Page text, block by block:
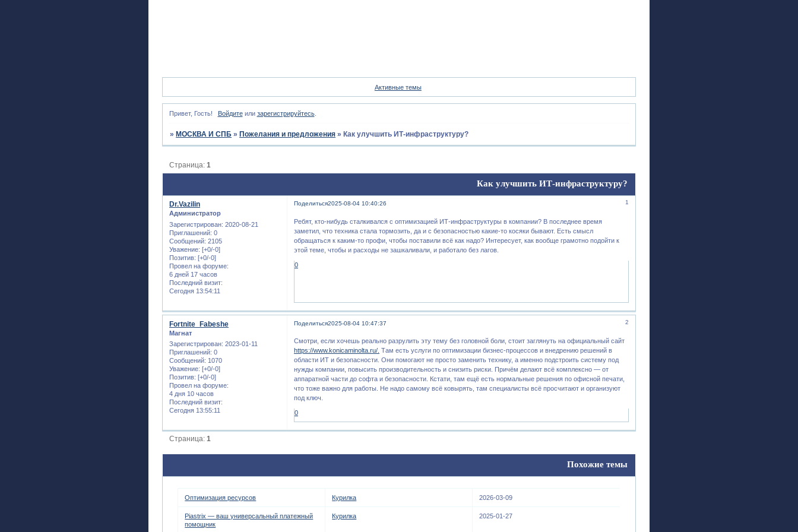
Активные темы
Привет, Гость! Войдитеили зарегистрируйтесь.
» МОСКВА И СПБ » Пожелания и предложения » Как улучшить ИТ-инфраструктуру?
Как улучшить ИТ-инфраструктуру?
Страница:1
Поделиться 1
2025-08-04 10:40:26
Dr.Vazilin
Администратор
Зарегистрирован: 2020-08-21
Приглашений: 0
Сообщений: 2105
Уважение: [+0/-0]
Позитив: [+0/-0]
Провел на форуме:
6 дней 17 часов
Последний визит:
Сегодня 13:54:11
Ребят, кто-нибудь сталкивался с оптимизацией ИТ-инфраструктуры в компании? В последнее время
заметил, что техника стала тормозить, да и с безопасностью какие-то косяки бывают. Есть смысл
обращаться к каким-то профи, чтобы поставили всё как надо? Интересует, как вообще грамотно подойти к
этой теме, чтобы и расходы не зашкаливали, и работало без лагов.
0
Поделиться 2
2025-08-04 10:47:37
Fortnite_Fabeshe
Магнат
Зарегистрирован: 2023-01-11
Приглашений: 0
Сообщений: 1070
Уважение: [+0/-0]
Позитив: [+0/-0]
Провел на форуме:
4 дня 10 часов
Последний визит:
Сегодня 13:55:11
Смотри, если хочешь реально разрулить эту тему без головной боли, стоит заглянуть на официальный сайт
https://www.konicaminolta.ru/. Там есть услуги по оптимизации бизнес-процессов и внедрению решений в
области ИТ и безопасности. Они помогают не просто заменить технику, а именно подстроить систему под
нужды компании, повысить производительность и снизить риски. Причём делают всё комплексно — от
аппаратной части до софта и безопасности. Кстати, там ещё есть нормальные решения по офисной печати,
что тоже важно для работы. Не надо самому всё ковырять, там специалисты всё просчитают и организуют
под ключ.
0
Страница:1
Похожие темы
Оптимизация ресурсов Курилка 2026-03-09
Piastrix — ваш универсальный платежный
помощник
Курилка 2025-01-27